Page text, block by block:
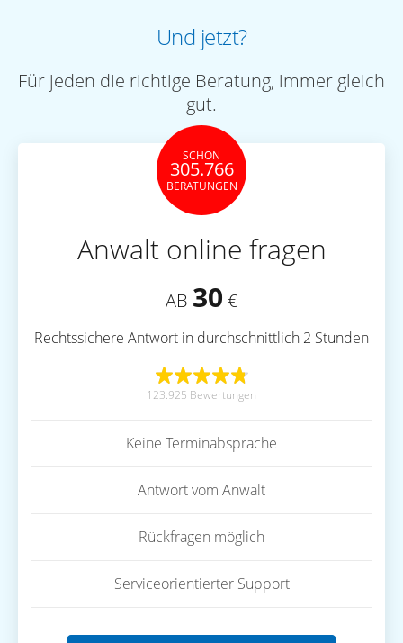
Und jetzt?
Für jeden die richtige Beratung, immer gleich
gut.
SCHON
305.766
BERATUNGEN
Anwalt online fragen
AB 30 €
Rechtssichere Antwort in durchschnittlich 2 Stunden
123.925 Bewertungen
Keine Terminabsprache
Antwort vom Anwalt
Rückfragen möglich
Serviceorientierter Support